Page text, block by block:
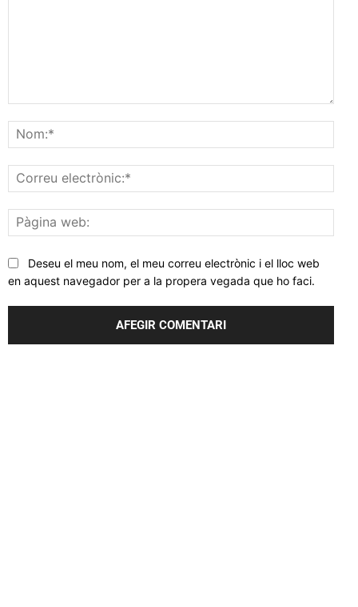
web:
Deseu el meu nom, el meu correu electrònic i el lloc web
en aquest navegador per a la propera vegada que ho faci.